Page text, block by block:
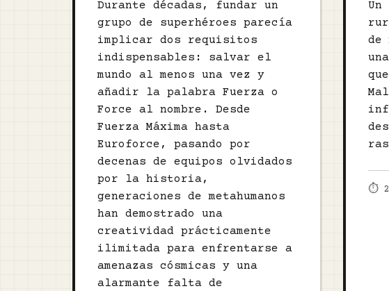
Durante décadas, fundar un
grupo de superhéroes parecía
implicar dos requisitos
indispensables: salvar el
mundo al menos una vez y
añadir la palabra Fuerza o
Force al nombre. Desde
Fuerza Máxima hasta
Euroforce, pasando por
decenas de equipos olvidados
por la historia,
generaciones de metahumanos
han demostrado una
creatividad prácticamente
ilimitada para enfrentarse a
amenazas cósmicas y una
alarmante falta de
de
⏱️ 2